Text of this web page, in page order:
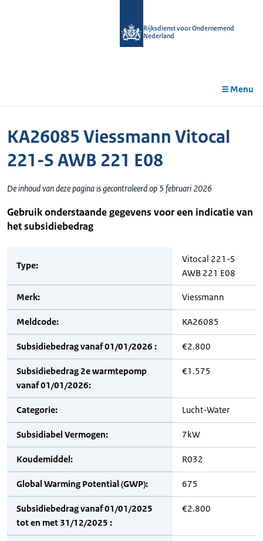
Rijksdienst voor Ondernemend
Nederland
Menu
KA26085 Viessmann Vitocal
221-S AWB 221 E08
De inhoud van deze pagina is gecontroleerd op 5 februari 2026
Gebruik onderstaande gegevens voor een indicatie van
het subsidiebedrag
Type:
Vitocal 221-S
AWB 221 E08
Merk: Viessmann
Meldcode: KA26085
Subsidiebedrag vanaf 01/01/2026 : €2.800
Subsidiebedrag 2e warmtepomp
vanaf 01/01/2026:
€1.575
Categorie: Lucht-Water
Subsidiabel Vermogen: 7kW
Koudemiddel: R032
Global Warming Potential (GWP): 675
Subsidiebedrag vanaf 01/01/2025
tot en met 31/12/2025 :
€2.800